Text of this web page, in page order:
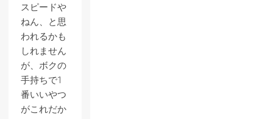
スピードや
ねん、と思
われるかも
しれません
が、ボクの
手持ちで1
番いいやつ
がこれだか